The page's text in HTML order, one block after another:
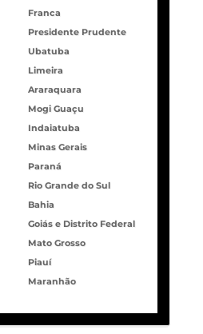
Franca
Presidente Prudente
Ubatuba
Limeira
Araraquara
Mogi Guaçu
Indaiatuba
Minas Gerais
Paraná
Rio Grande do Sul
Bahia
Goiás e Distrito Federal
Mato Grosso
Piauí
Maranhão